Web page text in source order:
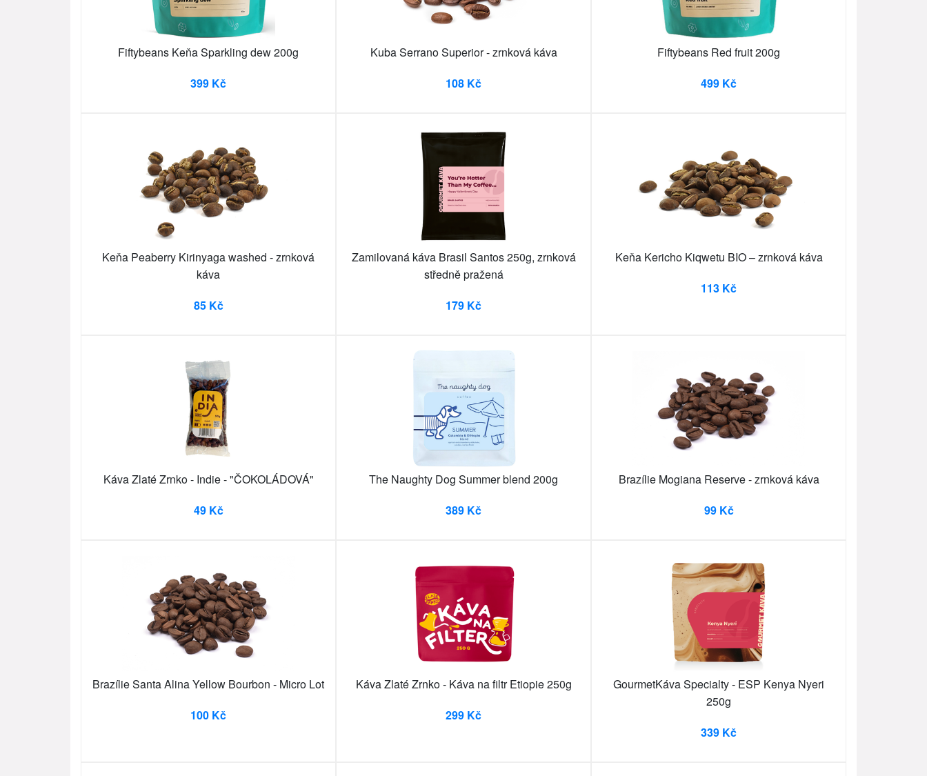
Fiftybeans Keňa Sparkling dew 200g
399 Kč
Kuba Serrano Superior - zrnková káva
108 Kč
Fiftybeans Red fruit 200g
499 Kč
Keňa Peaberry Kirinyaga washed - zrnková
káva
85 Kč
Zamilovaná káva Brasil Santos 250g, zrnková
středně pražená
179 Kč
Keňa Kericho Kiqwetu BIO – zrnková káva
113 Kč
Káva Zlaté Zrnko - Indie - "ČOKOLÁDOVÁ"
49 Kč
The Naughty Dog Summer blend 200g
389 Kč
Brazílie Mogiana Reserve - zrnková káva
99 Kč
Brazílie Santa Alina Yellow Bourbon - Micro Lot
100 Kč
Káva Zlaté Zrnko - Káva na filtr Etiopie 250g
299 Kč
GourmetKáva Specialty - ESP Kenya Nyeri
250g
339 Kč